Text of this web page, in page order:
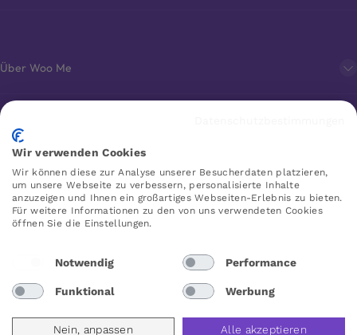
Über Woo Me
Kundenservice
Favoriten
WOO ME
Wir verwenden Cookies
Wir können diese zur Analyse unserer Besucherdaten platzieren,
um unsere Webseite zu verbessern, personalisierte Inhalte
anzuzeigen und Ihnen ein großartiges Webseiten-Erlebnis zu bieten.
Für weitere Informationen zu den von uns verwendeten Cookies
öffnen Sie die Einstellungen.
Notwendig Performance
Funktional Werbung
Nein, anpassen Alle akzeptieren